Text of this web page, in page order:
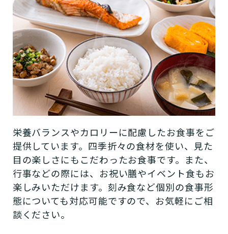
栄養バランスやカロリーに配慮したお食事をご
提供しています。四季折々の食材を使い、見た
目の楽しさにもこだわったお食事です。また、
行事などの際には、お祝い膳やイベント食もお
楽しみいただけます。刻み食など個別の食事形
態についても対応可能ですので、お気軽にご相
談ください。